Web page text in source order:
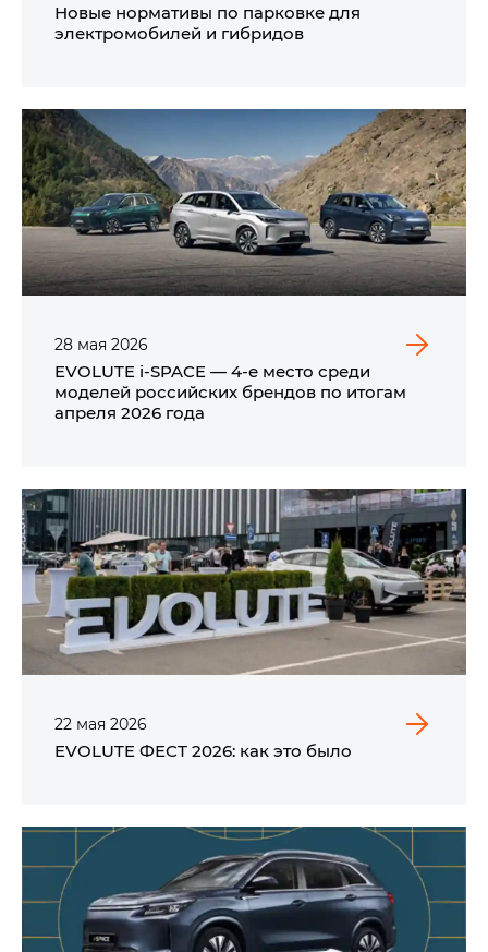
Новые нормативы по парковке для
электромобилей и гибридов
28 мая 2026
EVOLUTE i‑SPACE — 4-е место среди
моделей российских брендов по итогам
апреля 2026 года
22 мая 2026
EVOLUTE ФЕСТ 2026: как это было